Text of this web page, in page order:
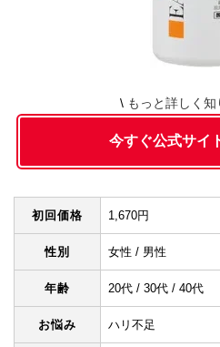
もっと詳しく
今すぐ公式サイ
初回価格 1,670円
性別 女性 / 男性
年齢 20代 / 30代 / 40代
お悩み ハリ不足